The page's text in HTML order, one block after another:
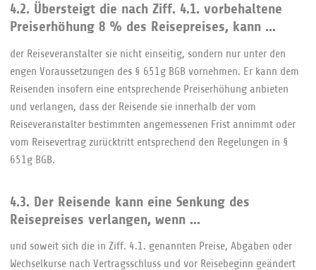
4.2. Übersteigt die nach Ziff. 4.1. vorbehaltene
Preiserhöhung 8 % des Reisepreises, kann ...
der Reiseveranstalter sie nicht einseitig, sondern nur unter den
engen Voraussetzungen des § 651g BGB vornehmen. Er kann dem
Reisenden insofern eine entsprechende Preiserhöhung anbieten
und verlangen, dass der Reisende sie innerhalb der vom
Reiseveranstalter bestimmten angemessenen Frist annimmt oder
vom Reisevertrag zurücktritt entsprechend den Regelungen in §
651g BGB.
4.3. Der Reisende kann eine Senkung des
Reisepreises verlangen, wenn ...
und soweit sich die in Ziff. 4.1. genannten Preise, Abgaben oder
Wechselkurse nach Vertragsschluss und vor Reisebeginn geändert